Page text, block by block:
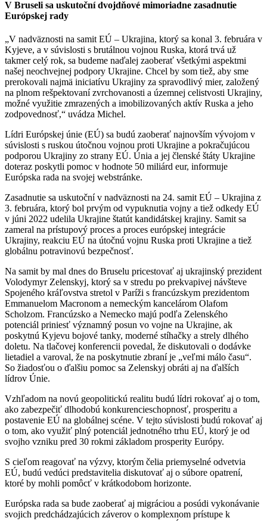
V Bruseli sa uskutoční dvojdňové mimoriadne zasadnutie
Európskej rady
„V nadväznosti na samit EÚ – Ukrajina, ktorý sa konal 3. februára v
Kyjeve, a v súvislosti s brutálnou vojnou Ruska, ktorá trvá už
takmer celý rok, sa budeme naďalej zaoberať všetkými aspektmi
našej neochvejnej podpory Ukrajine. Chcel by som tiež, aby sme
prerokovali najmä iniciatívu Ukrajiny za spravodlivý mier, založený
na plnom rešpektovaní zvrchovanosti a územnej celistvosti Ukrajiny,
možné využitie zmrazených a imobilizovaných aktív Ruska a jeho
zodpovednosť,“ uvádza Michel.
Lídri Európskej únie (EÚ) sa budú zaoberať najnovším vývojom v
súvislosti s ruskou útočnou vojnou proti Ukrajine a pokračujúcou
podporou Ukrajiny zo strany EÚ. Únia a jej členské štáty Ukrajine
doteraz poskytli pomoc v hodnote 50 miliárd eur, informuje
Európska rada na svojej webstránke.
Zasadnutie sa uskutoční v nadväznosti na 24. samit EÚ – Ukrajina z
3. februára, ktorý bol prvým od vypuknutia vojny a tiež odkedy EÚ
v júni 2022 udelila Ukrajine štatút kandidátskej krajiny. Samit sa
zameral na prístupový proces a proces európskej integrácie
Ukrajiny, reakciu EÚ na útočnú vojnu Ruska proti Ukrajine a tiež
globálnu potravinovú bezpečnosť.
Na samit by mal dnes do Bruselu pricestovať aj ukrajinský prezident
Volodymyr Zelenskyj, ktorý sa v stredu po prekvapivej návšteve
Spojeného kráľovstva stretol v Paríži s francúzskym prezidentom
Emmanuelom Macronom a nemeckým kancelárom Olafom
Scholzom. Francúzsko a Nemecko majú podľa Zelenského
potenciál priniesť významný posun vo vojne na Ukrajine, ak
poskytnú Kyjevu bojové tanky, moderné stíhačky a strely dlhého
doletu. Na tlačovej konferencii povedal, že diskutovali o dodávke
lietadiel a varoval, že na poskytnutie zbraní je „veľmi málo času“.
So žiadosťou o ďalšiu pomoc sa Zelenskyj obráti aj na ďalších
lídrov Únie.
Vzhľadom na novú geopolitickú realitu budú lídri rokovať aj o tom,
ako zabezpečiť dlhodobú konkurencieschopnosť, prosperitu a
postavenie EÚ na globálnej scéne. V tejto súvislosti budú rokovať aj
o tom, ako využiť plný potenciál jednotného trhu EÚ, ktorý je od
svojho vzniku pred 30 rokmi základom prosperity Európy.
S cieľom reagovať na výzvy, ktorým čelia priemyselné odvetvia
EÚ, budú vedúci predstavitelia diskutovať aj o súbore opatrení,
ktoré by mohli pomôcť v krátkodobom horizonte.
Európska rada sa bude zaoberať aj migráciou a posúdi vykonávanie
svojich predchádzajúcich záverov o komplexnom prístupe k